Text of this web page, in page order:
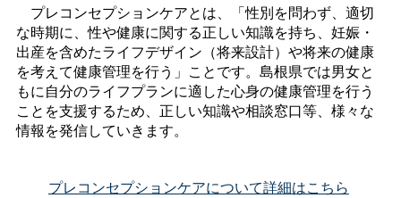
プレコンセプションケアとは、「性別を問わず、適切
な時期に、性や健康に関する正しい知識を持ち、妊娠・
出産を含めたライフデザイン（将来設計）や将来の健康
を考えて健康管理を行う」ことです。島根県では男女と
もに自分のライフプランに適した心身の健康管理を行う
ことを支援するため、正しい知識や相談窓口等、様々な
情報を発信していきます。
プレコンセプションケアについて詳細はこちら